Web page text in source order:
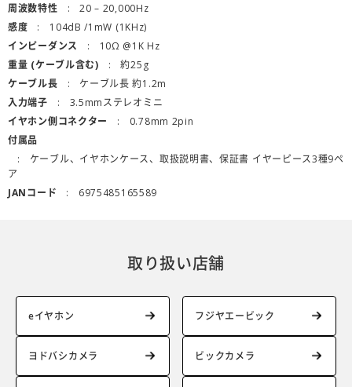
周波数特性
20 – 20,000Hz
感度
104dB /1mW (1KHz)
インピーダンス
10Ω @1K Hz
重量 (ケーブル含む)
約25g
ケーブル長
ケーブル長 約1.2m
入力端子
3.5mmステレオミニ
イヤホン側コネクター
0.78mm 2pin
付属品
ケーブル、イヤホンケース、取扱説明書、保証書 イヤーピース3種9ペ
ア
JANコード
6975485165589
取り扱い店舗
eイヤホン フジヤエービック
ヨドバシカメラ ビックカメラ